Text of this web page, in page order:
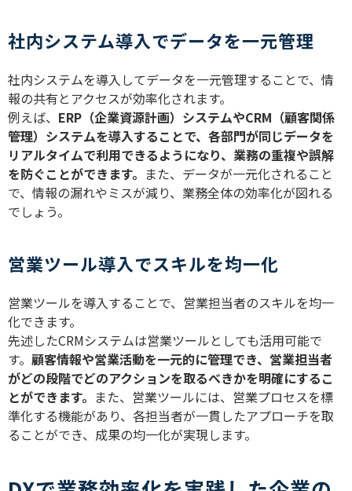
社内システム導入でデータを一元管理
社内システムを導入してデータを一元管理することで、情
報の共有とアクセスが効率化されます。
例えば、 ERP（企業資源計画）システムやCRM（顧客関係
管理）システムを導入することで、各部門が同じデータを
リアルタイムで利用できるようになり、業務の重複や誤解
を防ぐことができます。 また、データが一元化されること
で、情報の漏れやミスが減り、業務全体の効率化が図れる
でしょう。
営業ツール導入でスキルを均一化
営業ツールを導入することで、営業担当者のスキルを均一
化できます。
先述したCRMシステムは営業ツールとしても活用可能で
す。 顧客情報や営業活動を一元的に管理でき、営業担当者
がどの段階でどのアクションを取るべきかを明確にするこ
とができます。 また、営業ツールには、営業プロセスを標
準化する機能があり、各担当者が一貫したアプローチを取
ることができ、成果の均一化が実現します。